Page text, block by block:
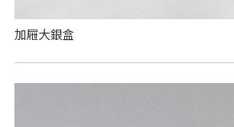
加屜大銀盒